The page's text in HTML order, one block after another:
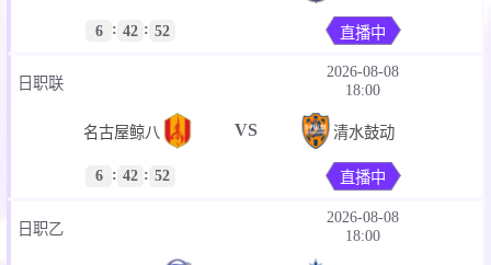
6 : 42 : 52 直播中
日职联
2026-08-08
18:00
名古屋鲸八 VS 清水鼓动
6 : 42 : 52 直播中
日职乙
2026-08-08
18:00